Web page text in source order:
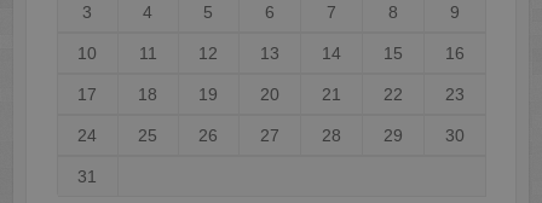
3 4 5 6 7 8 9
10 11 12 13 14 15 16
17 18 19 20 21 22 23
24 25 26 27 28 29 30
31